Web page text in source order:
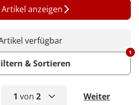
anzeigen
verfügbar
1 von 2 Weiter
& Sortieren
1